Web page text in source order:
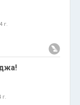
г.